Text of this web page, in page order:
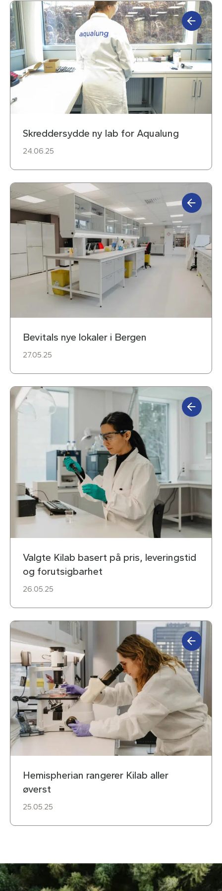
Skreddersydde ny lab for Aqualung
24.06.25
Bevitals nye lokaler i Bergen
27.05.25
Valgte Kilab basert på pris, leveringstid
og forutsigbarhet
26.05.25
Hemispherian rangerer Kilab aller
øverst
25.05.25